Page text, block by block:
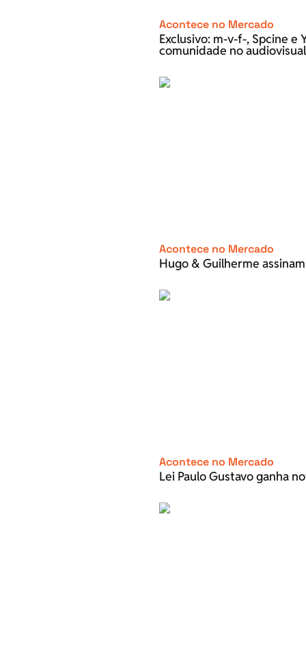
Acontece no Mercado
Exclusivo: m-v-f-, Spcine e
comunidade no audiovisual
Acontece no Mercado
Hugo & Guilherme
Acontece no Mercado
Lei Paulo Gustavo ganha